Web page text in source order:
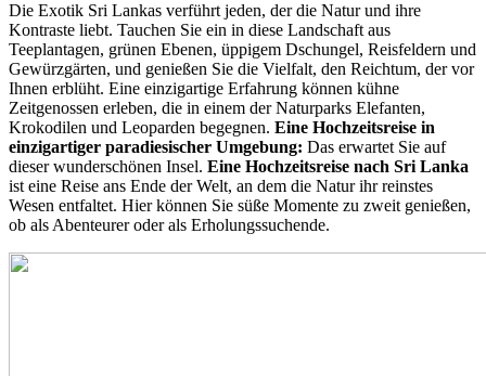
Die Exotik Sri Lankas verführt jeden, der die Natur und ihre
Kontraste liebt. Tauchen Sie ein in diese Landschaft aus
Teeplantagen, grünen Ebenen, üppigem Dschungel, Reisfeldern und
Gewürzgärten, und genießen Sie die Vielfalt, den Reichtum, der vor
Ihnen erblüht. Eine einzigartige Erfahrung können kühne
Zeitgenossen erleben, die in einem der Naturparks Elefanten,
Krokodilen und Leoparden begegnen. Eine Hochzeitsreise in
einzigartiger paradiesischer Umgebung: Das erwartet Sie auf
dieser wunderschönen Insel. Eine Hochzeitsreise nach Sri Lanka
ist eine Reise ans Ende der Welt, an dem die Natur ihr reinstes
Wesen entfaltet. Hier können Sie süße Momente zu zweit genießen,
ob als Abenteurer oder als Erholungssuchende.